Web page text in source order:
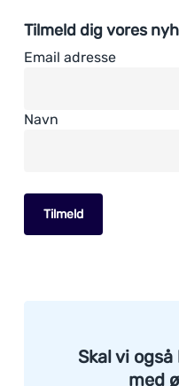
Tilmeld dig vores
Email adresse
Navn
Skal vi
med